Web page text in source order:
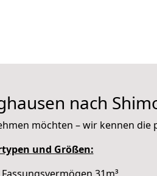
nach
möchten – wir kennen die
und Größen: